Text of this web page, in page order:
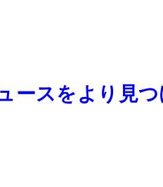
ースをより見